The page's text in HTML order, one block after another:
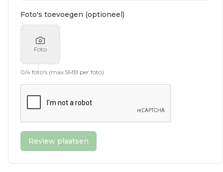
Foto's toevoegen (optioneel)
Foto
0/4 foto's (max 5MB per foto)
Review plaatsen